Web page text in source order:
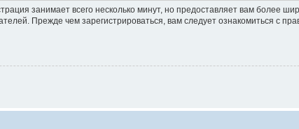
занимает всего несколько минут, но предоставляет вам более
Прежде чем зарегистрироваться, вам следует ознакомиться с